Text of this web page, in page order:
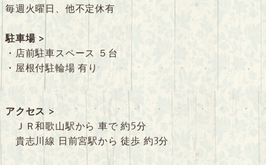
毎週火曜日、他不定休有
駐車場 >
・店前駐車スペース ５台
・屋根付駐輪場 有り
アクセス >
ＪＲ和歌山駅から 車で 約5分
貴志川線 日前宮駅から 徒歩 約3分